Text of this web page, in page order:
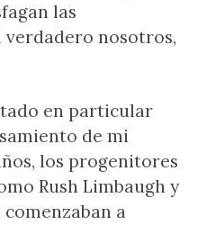
las
verdadero nosotros,
en particular
de mi
los progenitores
Rush Limbaugh y
a